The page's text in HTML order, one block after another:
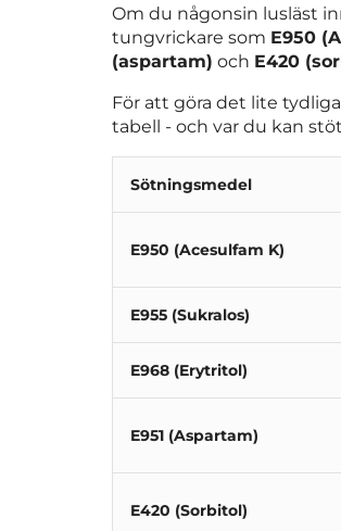
Om du någonsin lusläst
tungvrickare som E950
(aspartam) och E420
För att göra det lite
tabell - och var du kan
Sötningsmedel
E950 (Acesulfam K)
E955 (Sukralos)
E968 (Erytritol)
E951 (Aspartam)
E420 (Sorbitol)